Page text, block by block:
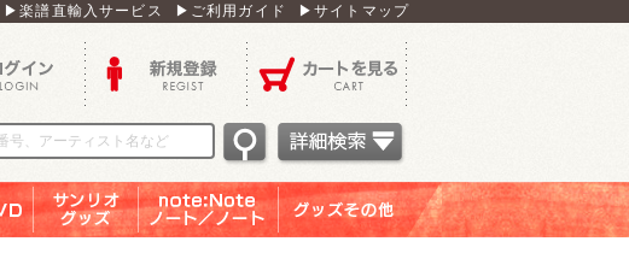
▶楽譜直輸入サービス ▶ご利用ガイド ▶サイトマップ